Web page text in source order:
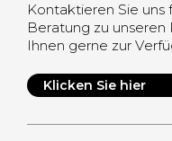
Kontaktieren Sie
Beratung zu
Ihnen gerne zur
Klicken Sie hier